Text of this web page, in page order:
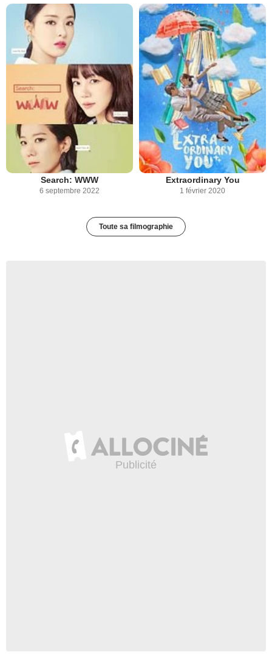
Search: WWW
6 septembre 2022
Extraordinary You
1 février 2020
Toute sa filmographie